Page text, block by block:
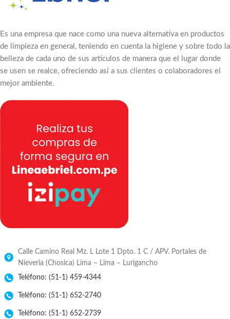
Es una empresa que nace como una nueva alternativa en productos
de limpieza en general, teniendo en cuenta la higiene y sobre todo la
belleza de cada uno de sus artículos de manera que el lugar donde
se usen se realce, ofreciendo asi a sus clientes o colaboradores el
mejor ambiente.
Calle Camino Real Mz. L Lote 1 Dpto. 1 C / APV. Portales de
Nieveria (Chosica) Lima – Lima – Lurigancho
Teléfono: (51-1) 459-4344
Teléfono: (51-1) 652-2740
Teléfono: (51-1) 652-2739